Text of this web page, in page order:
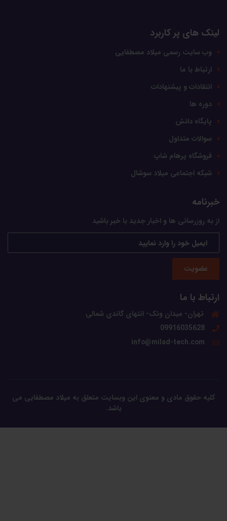
لینک های پر کاربرد
وب سایت رسمی میلاد مصطفایی
ارتباط با ما
انتقادات و پیشنهادات
دوره ها
پایگاه دانش
سوالات متداول
فروشگاه پرهام شاپ
شبکه اجتماعی میلاد سوشال
خبرنامه
از به روزرسانی ها و اخبار جدید با خبر باشید
عضویت
ارتباط با ما
تهران- میدان ونک- انتهای گاندی شمالی
09916035628
info@milad-tech.com
کلیه حقوق مادی و معنوی این وبسایت متعلق به میلاد مصطفایی می
باشد.